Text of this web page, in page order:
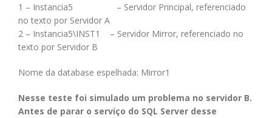
1 – Instancia5 – Servidor Principal, referenciado
no texto por Servidor A
2 – Instancia5\INST1 – Servidor Mirror, referenciado no
texto por Servidor B
Nome da database espelhada: Mirror1
Nesse teste foi simulado um problema no servidor B.
Antes de parar o serviço do SQL Server desse